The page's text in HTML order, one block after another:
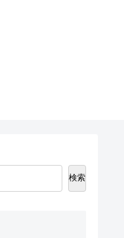
検索